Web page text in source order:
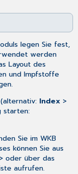
legen Sie fest,
werden
Layout des
und Impfstoffe
Index >
starten:
Sie im WKB
können Sie aus
oder über das
aufrufen.